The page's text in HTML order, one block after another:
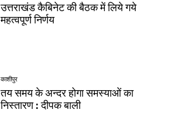
उत्तराखंड कैबिनेट की बैठक में लिये गये
महत्वपूर्ण निर्णय
काशीपुर
तय समय के अन्दर होगा समस्याओं का
निस्तारण : दीपक बाली